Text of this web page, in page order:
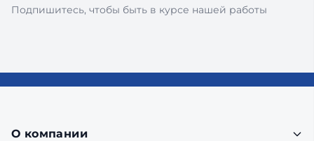
Подпишитесь, чтобы быть в курсе нашей работы
О компании